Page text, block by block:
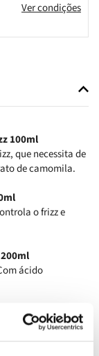
Ver condições
100ml
que necessita de
de camomila.
o frizz e
ácido
para uma
óleo de argão